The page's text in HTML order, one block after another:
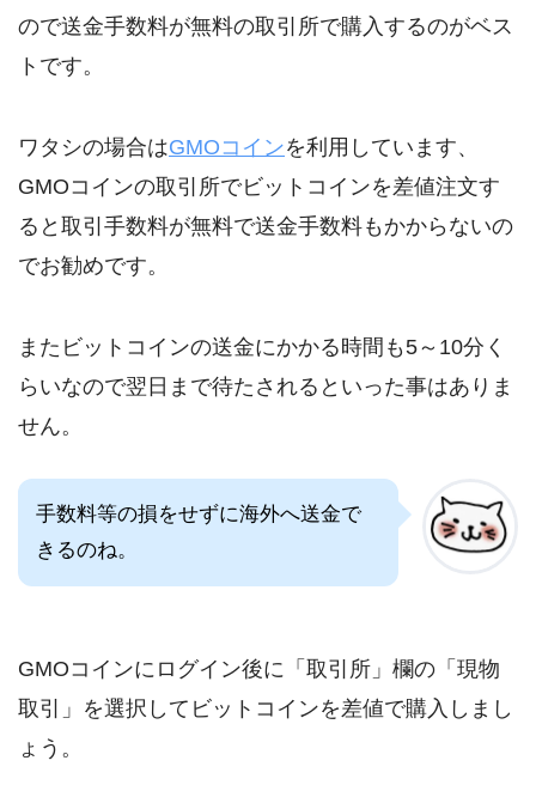
ので送金手数料が無料の取引所で購入するのがベス
トです。
ワタシの場合はGMOコインを利用しています、
GMOコインの取引所でビットコインを差値注文す
ると取引手数料が無料で送金手数料もかからないの
でお勧めです。
またビットコインの送金にかかる時間も5～10分く
らいなので翌日まで待たされるといった事はありま
せん。
手数料等の損をせずに海外へ送金で
きるのね。
GMOコインにログイン後に「取引所」欄の「現物
取引」を選択してビットコインを差値で購入しまし
ょう。